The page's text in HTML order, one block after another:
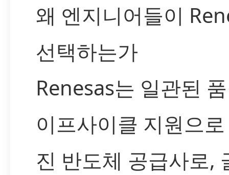
왜 엔지니어들이
선택하는가
Renesas는 일관된
이프사이클 지원으
진 반도체 공급사로,